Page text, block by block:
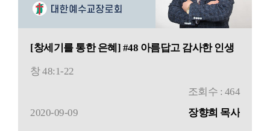
[창세기를 통한 은혜] #48 아름답고 감사한 인생
창 48:1-22
조회수 : 464
2020-09-09
장향희 목사